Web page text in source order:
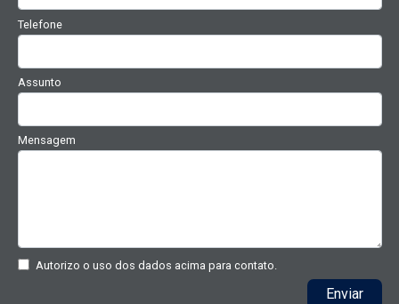
Telefone
Assunto
Mensagem
Autorizo o uso dos dados acima para contato.
Enviar